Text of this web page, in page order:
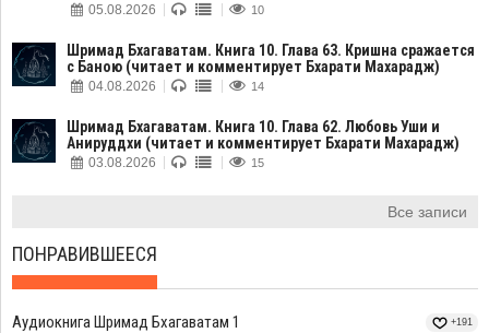
05.08.2026 10
Шримад Бхагаватам. Книга 10. Глава 63. Кришна сражается
с Баною (читает и комментирует Бхарати Махарадж)
04.08.2026 14
Шримад Бхагаватам. Книга 10. Глава 62. Любовь Уши и
Анируддхи (читает и комментирует Бхарати Махарадж)
03.08.2026 15
Все записи
ПОНРАВИВШЕЕСЯ
Аудиокнига Шримад Бхагаватам 1 +191